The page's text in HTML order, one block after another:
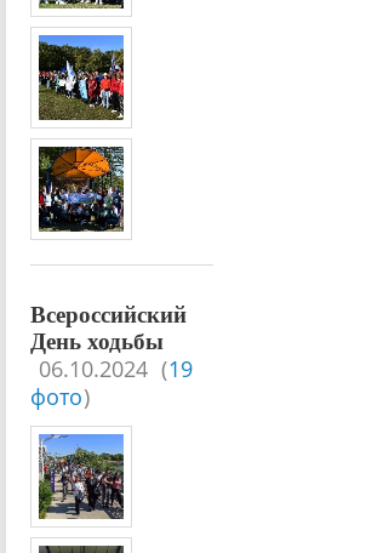
Всероссийский
День ходьбы
06.10.2024 (19
фото)